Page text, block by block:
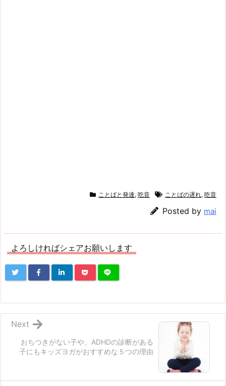
ことばと発達, 吃音 ことばの遅れ, 吃音
Posted by mai
よろしければシェアお願いします
おちつきがない子や、ADHDの診断がある
子にもキッズヨガがおすすめな５つの理由
Next